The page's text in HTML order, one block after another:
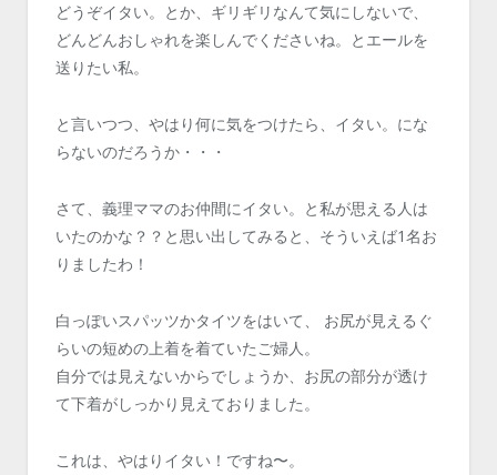
どうぞイタい。とか、ギリギリなんて気にしないで、
どんどんおしゃれを楽しんでくださいね。とエールを
送りたい私。
と言いつつ、やはり何に気をつけたら、イタい。にな
らないのだろうか・・・
さて、義理ママのお仲間にイタい。と私が思える人は
いたのかな？？と思い出してみると、そういえば1名お
りましたわ！
白っぽいスパッツかタイツをはいて、 お尻が見えるぐ
らいの短めの上着を着ていたご婦人。
自分では見えないからでしょうか、お尻の部分が透け
て下着がしっかり見えておりました。
これは、やはりイタい！ですね〜。